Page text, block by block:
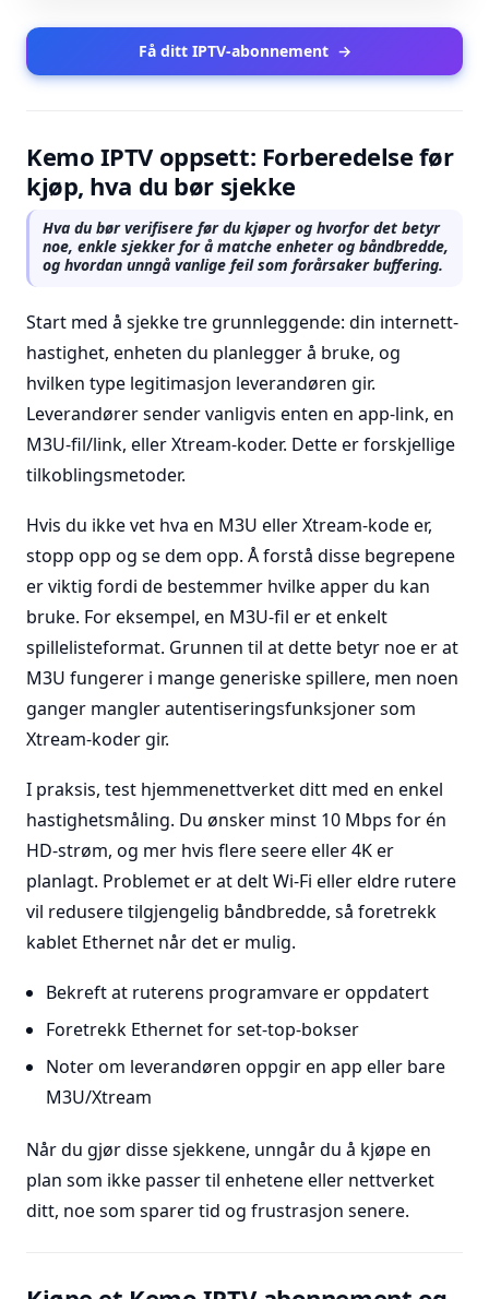
Få ditt IPTV-abonnement →
Kemo IPTV oppsett: Forberedelse før
kjøp, hva du bør sjekke
Hva du bør verifisere før du kjøper og hvorfor det betyr
noe, enkle sjekker for å matche enheter og båndbredde,
og hvordan unngå vanlige feil som forårsaker buffering.
Start med å sjekke tre grunnleggende: din internett-
hastighet, enheten du planlegger å bruke, og
hvilken type legitimasjon leverandøren gir.
Leverandører sender vanligvis enten en app-link, en
M3U-fil/link, eller Xtream-koder. Dette er forskjellige
tilkoblingsmetoder.
Hvis du ikke vet hva en M3U eller Xtream-kode er,
stopp opp og se dem opp. Å forstå disse begrepene
er viktig fordi de bestemmer hvilke apper du kan
bruke. For eksempel, en M3U-fil er et enkelt
spillelisteformat. Grunnen til at dette betyr noe er at
M3U fungerer i mange generiske spillere, men noen
ganger mangler autentiseringsfunksjoner som
Xtream-koder gir.
I praksis, test hjemmenettverket ditt med en enkel
hastighetsmåling. Du ønsker minst 10 Mbps for én
HD-strøm, og mer hvis flere seere eller 4K er
planlagt. Problemet er at delt Wi-Fi eller eldre rutere
vil redusere tilgjengelig båndbredde, så foretrekk
kablet Ethernet når det er mulig.
Bekreft at ruterens programvare er oppdatert
Foretrekk Ethernet for set-top-bokser
Noter om leverandøren oppgir en app eller bare
M3U/Xtream
Når du gjør disse sjekkene, unngår du å kjøpe en
plan som ikke passer til enhetene eller nettverket
ditt, noe som sparer tid og frustrasjon senere.